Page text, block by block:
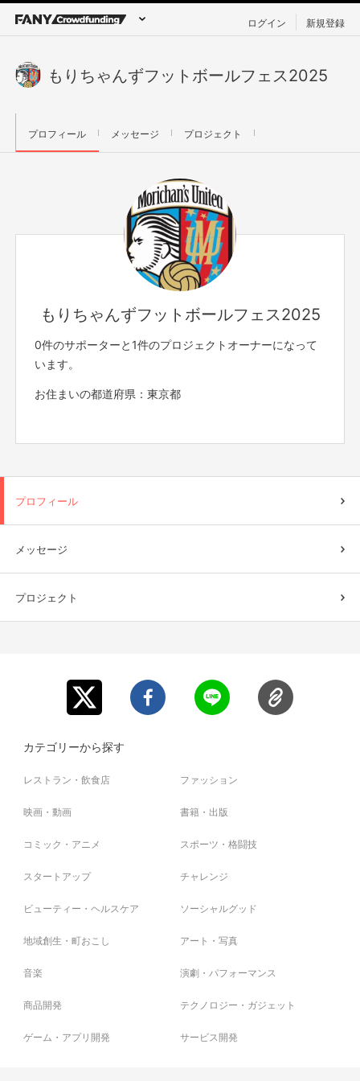
ログイン 新規登録
もりちゃんずフットボールフェス2025
プロフィール メッセージ プロジェクト
もりちゃんずフットボールフェス2025
0件のサポーターと1件のプロジェクトオーナーになって
います。
お住まいの都道府県：東京都
プロフィール
メッセージ
プロジェクト
カテゴリーから探す
レストラン・飲食店 ファッション
映画・動画 書籍・出版
コミック・アニメ スポーツ・格闘技
スタートアップ チャレンジ
ビューティー・ヘルスケア ソーシャルグッド
地域創生・町おこし アート・写真
音楽 演劇・パフォーマンス
商品開発 テクノロジー・ガジェット
ゲーム・アプリ開発 サービス開発